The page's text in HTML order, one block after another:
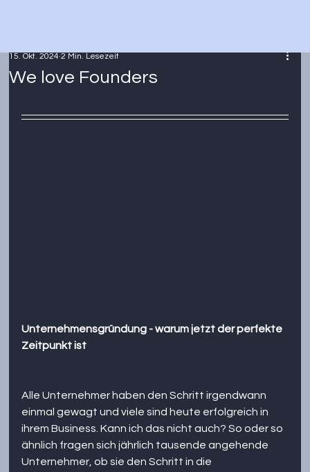
We love Founders
15. Okt. 2024 2 Min. Lesezeit
Unternehmensgründung - warum jetzt der perfekte
Zeitpunkt ist
Alle Unternehmer haben den Schritt irgendwann
einmal gewagt und viele sind heute erfolgreich in
ihrem Business. Kann ich das nicht auch? So oder so
ähnlich fragen sich jährlich tausende angehende
Unternehmer, ob sie den Schritt in die